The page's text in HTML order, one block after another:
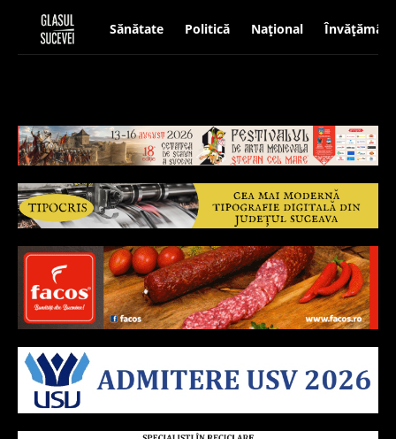
Sănătate Politică Național Învățământ